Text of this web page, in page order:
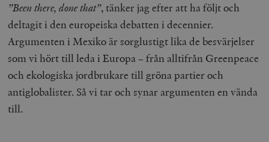
”Been there, done that”, tänker jag efter att ha följt och
deltagit i den europeiska debatten i decennier.
Argumenten i Mexiko är sorglustigt lika de besvärjelser
som vi hört till leda i Europa – från alltifrån Greenpeace
och ekologiska jordbrukare till gröna partier och
antiglobalister. Så vi tar och synar argumenten en vända
till.